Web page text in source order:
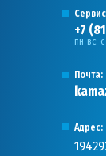
+7
пн-вс:
Почта:
Адрес: